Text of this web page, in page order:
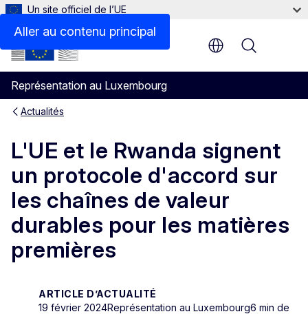
Aller au contenu principal
Un site officiel de l’UE
Représentation au Luxembourg
Menu
Actualités
L'UE et le Rwanda signent
un protocole d'accord sur
les chaînes de valeur
durables pour les matières
premières
ARTICLE D’ACTUALITÉ
19 février 2024Représentation au Luxembourg6 min de